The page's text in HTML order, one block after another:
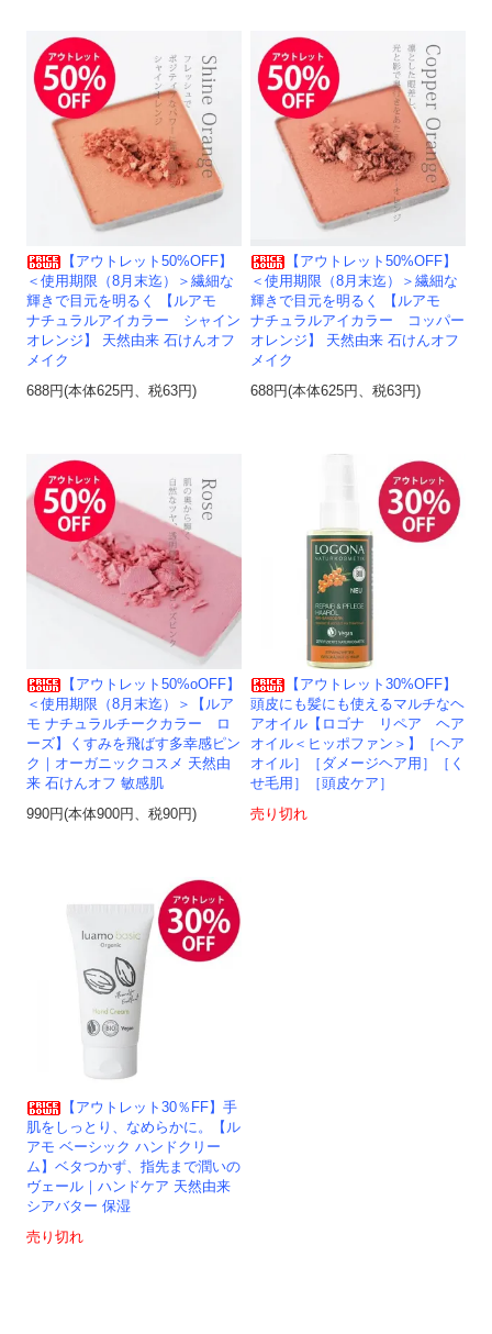
【アウトレット50%OFF】
＜使用期限（8月末迄）＞繊細な
輝きで目元を明るく 【ルアモ
ナチュラルアイカラー シャイン
オレンジ】 天然由来 石けんオフ
メイク
688円(本体625円、税63円)
【アウトレット50%OFF】
＜使用期限（8月末迄）＞繊細な
輝きで目元を明るく 【ルアモ
ナチュラルアイカラー コッパー
オレンジ】 天然由来 石けんオフ
メイク
688円(本体625円、税63円)
【アウトレット50%oOFF】
＜使用期限（8月末迄）＞【ルア
モ ナチュラルチークカラー ロ
ーズ】くすみを飛ばす多幸感ピン
ク｜オーガニックコスメ 天然由
来 石けんオフ 敏感肌
990円(本体900円、税90円)
【アウトレット30%OFF】
頭皮にも髪にも使えるマルチなヘ
アオイル【ロゴナ リペア ヘア
オイル＜ヒッポファン＞】［ヘア
オイル］［ダメージヘア用］［く
せ毛用］［頭皮ケア］
売り切れ
【アウトレット30％FF】手
肌をしっとり、なめらかに。【ル
アモ ベーシック ハンドクリー
ム】ベタつかず、指先まで潤いの
ヴェール｜ハンドケア 天然由来
シアバター 保湿
売り切れ